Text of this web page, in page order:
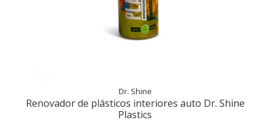
Dr. Shine
Renovador de plásticos interiores auto Dr. Shine
Plastics